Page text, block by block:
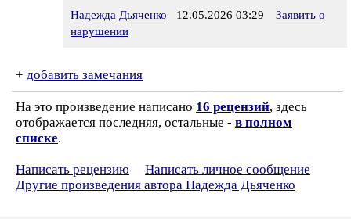
Надежда Дьяченко 12.05.2026 03:29
Заявить о
нарушении
+ добавить замечания
На это произведение написано 16 рецензий, здесь
отображается последняя, остальные - в полном
списке.
Написать рецензию
Написать личное сообщение
Другие произведения автора Надежда Дьяченко